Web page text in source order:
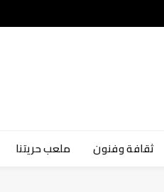
ثقافة وفنون ملعب حريتنا